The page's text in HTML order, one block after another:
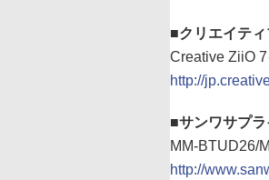
■クリエイテ
Creative ZiiO
http://
■サンワサプラ
MM-BTUD26/
http://